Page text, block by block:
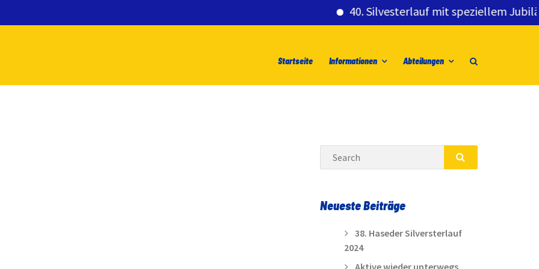
40. Silvesterlauf mit speziellem
Startseite Informationen Abteilungen
Search
SEARCH
Neueste Beiträge
38. Haseder Silversterlauf
2024
Aktive wieder unterwegs